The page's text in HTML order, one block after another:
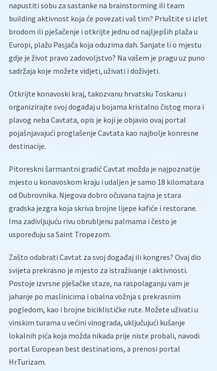
napustiti sobu za sastanke na brainstorming ili team
building aktivnost koja će povezati vaš tim? Priuštite si izlet
brodom ili pješačenje i otkrijte jednu od najljepših plaža u
Europi, plažu Pasjača koja oduzima dah. Sanjate li o mjestu
gdje je život pravo zadovoljstvo? Na vašem je pragu uz puno
sadržaja koje možete vidjeti, uživati i doživjeti.
Otkrijte konavoski kraj, takozvanu hrvatsku Toskanu i
organizirajte svoj događaj u bojama kristalno čistog mora i
plavog neba Cavtata, opis je koji je objavio ovaj portal
pojašnjavajući proglašenje Cavtata kao najbolje konresne
destinacije.
Pitoreskni šarmantni gradić Cavtat možda je najpoznatije
mjesto u konavoskom kraju i udaljen je samo 18 kilomatara
od Dubrovnika. Njegova dobro očuvana tajna je stara
gradska jezgra koja skriva brojne lijepe kafiće i restorane.
Ima zadivljujuću rivu obrubljenu palmama i često je
uspoređuju sa Saint Tropezom.
Zašto odabrati Cavtat za svoj događaj ili kongres? Ovaj dio
svijeta prekrasno je mjesto za istraživanje i aktivnosti.
Postoje izvrsne pješačke staze, na raspolaganju vam je
jahanje po maslinicima i obalna vožnja s prekrasnim
pogledom, kao i brojne biciklističke rute. Možete uživati ​​u
vinskim turama u većini vinograda, uključujući kušanje
lokalnih pića koja možda nikada prije niste probali, navodi
portal European best destinations, a prenosi portal
HrTurizam.